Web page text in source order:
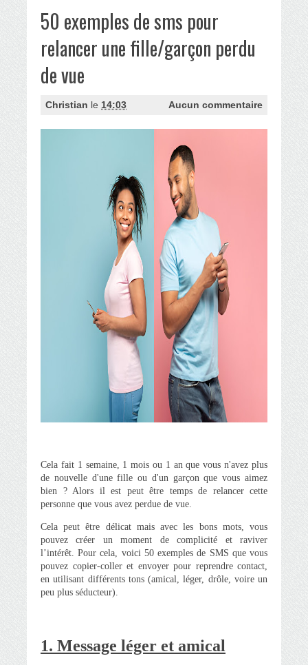
50 exemples de sms pour
relancer une fille/garçon perdu
de vue
Christian le 14:03 Aucun commentaire
Cela fait 1 semaine, 1 mois ou 1 an que vous n'avez plus
de nouvelle d'une fille ou d'un garçon que vous aimez
bien ? Alors il est peut être temps de relancer cette
personne que vous avez perdue de vue.
Cela peut être délicat mais avec les bons mots, vous
pouvez créer un moment de complicité et raviver
l’intérêt. Pour cela, voici 50 exemples de SMS que vous
pouvez copier-coller et envoyer pour reprendre contact,
en utilisant différents tons (amical, léger, drôle, voire un
peu plus séducteur).
1. Message léger et amical